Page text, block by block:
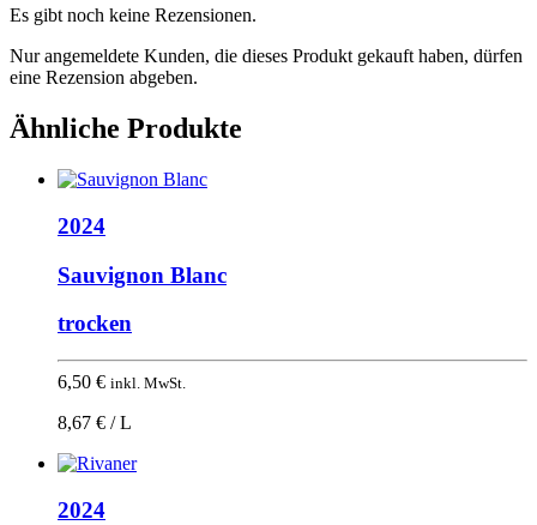
Es gibt noch keine Rezensionen.
Nur angemeldete Kunden, die dieses Produkt gekauft haben, dürfen
eine Rezension abgeben.
Ähnliche Produkte
2024
Sauvignon Blanc
trocken
6,50 € inkl. MwSt.
8,67 € / L
2024